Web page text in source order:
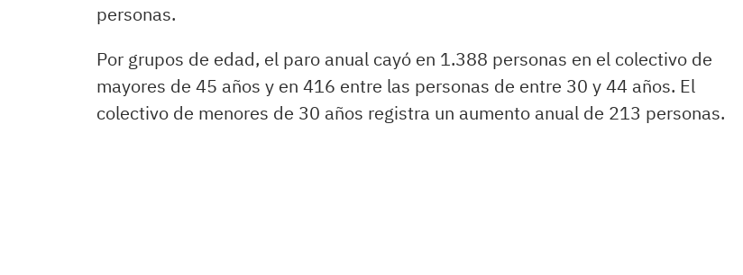
personas.
Por grupos de edad, el paro anual cayó en 1.388 personas en el colectivo de
mayores de 45 años y en 416 entre las personas de entre 30 y 44 años. El
colectivo de menores de 30 años registra un aumento anual de 213 personas.